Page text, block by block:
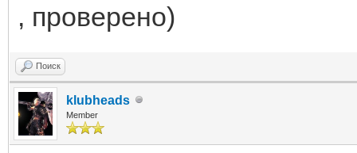
, проверено)
Поиск
klubheads
Member